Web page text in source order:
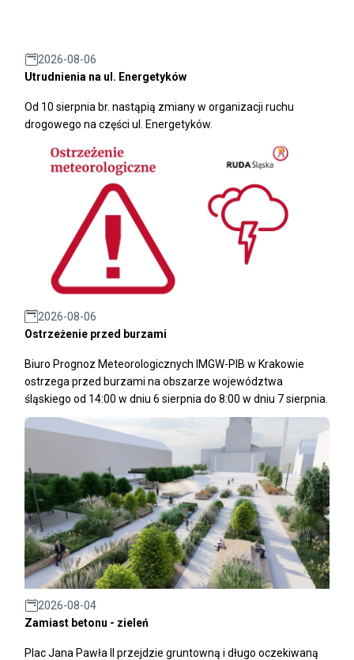
2026-08-06
Utrudnienia na ul. Energetyków
Od 10 sierpnia br. nastąpią zmiany w organizacji ruchu
drogowego na części ul. Energetyków.
2026-08-06
Ostrzeżenie przed burzami
Biuro Prognoz Meteorologicznych IMGW-PIB w Krakowie
ostrzega przed burzami na obszarze województwa
śląskiego od 14:00 w dniu 6 sierpnia do 8:00 w dniu 7 sierpnia.
2026-08-04
Zamiast betonu - zieleń
Plac Jana Pawła II przejdzie gruntowną i długo oczekiwaną